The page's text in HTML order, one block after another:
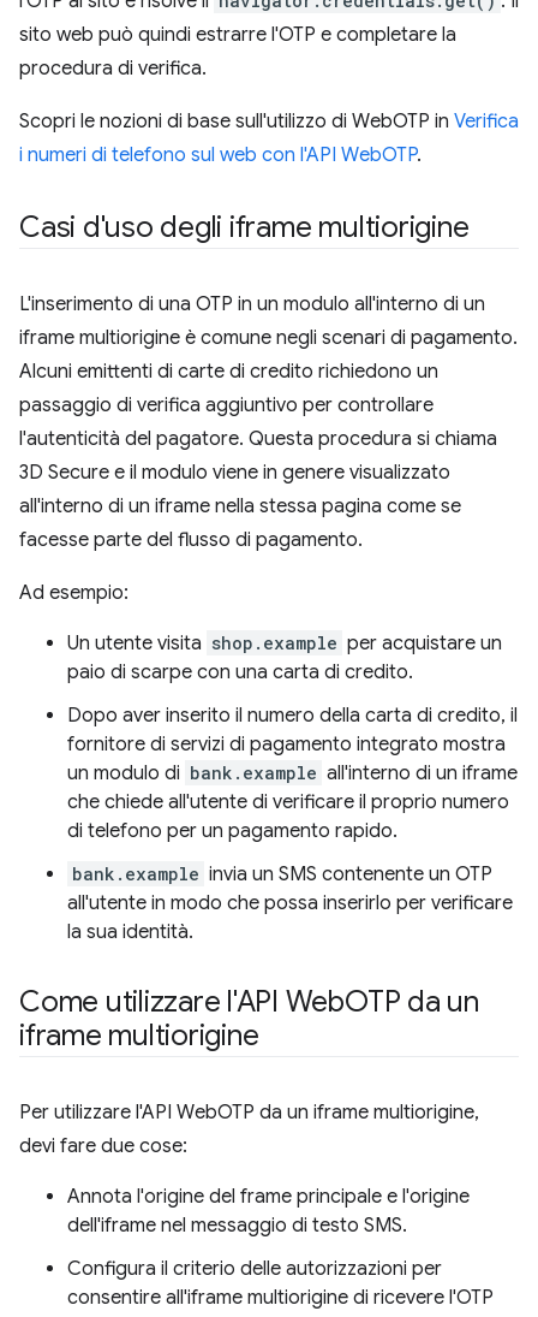
sito web può quindi estrarre l'OTP e completare la
procedura di verifica.
Scopri le nozioni di base sull'utilizzo di WebOTP in Verifica
i numeri di telefono sul web con l'API WebOTP.
Casi d'uso degli iframe multiorigine
L'inserimento di una OTP in un modulo all'interno di un
iframe multiorigine è comune negli scenari di pagamento.
Alcuni emittenti di carte di credito richiedono un
passaggio di verifica aggiuntivo per controllare
l'autenticità del pagatore. Questa procedura si chiama
3D Secure e il modulo viene in genere visualizzato
all'interno di un iframe nella stessa pagina come se
facesse parte del flusso di pagamento.
Ad esempio:
Un utente visita shop.example per acquistare un
paio di scarpe con una carta di credito.
Dopo aver inserito il numero della carta di credito, il
fornitore di servizi di pagamento integrato mostra
un modulo di bank.example all'interno di un iframe
che chiede all'utente di verificare il proprio numero
di telefono per un pagamento rapido.
bank.example invia un SMS contenente un OTP
all'utente in modo che possa inserirlo per verificare
la sua identità.
Come utilizzare l'API WebOTP da un
iframe multiorigine
Per utilizzare l'API WebOTP da un iframe multiorigine,
devi fare due cose:
Annota l'origine del frame principale e l'origine
dell'iframe nel messaggio di testo SMS.
Configura il criterio delle autorizzazioni per
consentire all'iframe multiorigine di ricevere l'OTP